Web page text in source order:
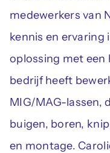
medewerkers van
kennis en ervaring
oplossing met een
bedrijf heeft
MIG/MAG-lassen,
buigen, boren,
en montage.